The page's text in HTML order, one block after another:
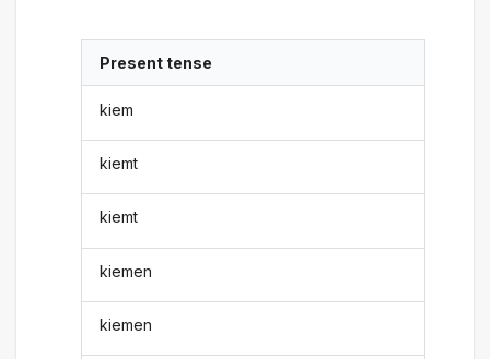
Present tense
kiem
kiemt
kiemt
kiemen
kiemen